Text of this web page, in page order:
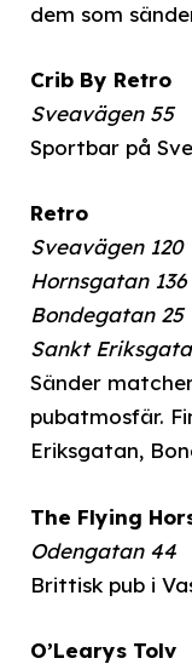
dem som
Crib By Retro
Sveavägen 55
Sportbar på
Retro
Sveavägen 120
Hornsgatan 136
Bondegatan 25
Sankt
Sänder
pubatmosfär.
Eriksgatan,
The Flying
Odengatan 44
Brittisk pub i
O’Learys Tolv